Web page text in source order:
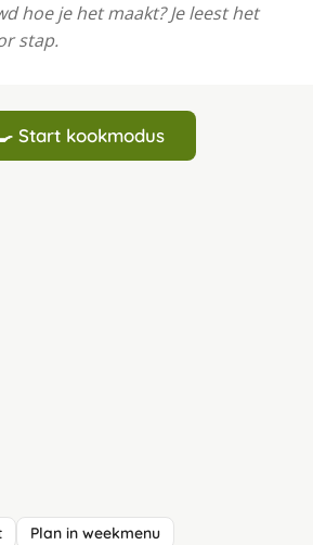
hoe je het maakt? Je leest het
stap.
Start kookmodus
Plan in weekmenu